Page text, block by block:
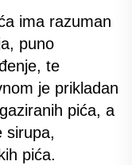
ima razuman
puno
te
je prikladan
pića, a
sirupa,
pića.